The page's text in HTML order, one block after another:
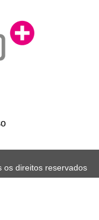
os direitos reservados